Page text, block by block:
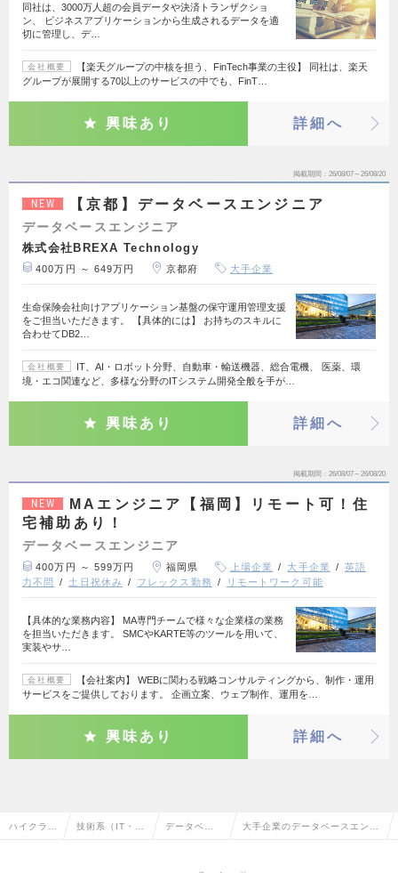
同社は、3000万人超の会員データや決済トランザクショ
ン、 ビジネスアプリケーションから生成されるデータを適
切に管理し、デ…
会社概要
【楽天グループの中核を担う、FinTech事業の主役】 同社は、楽天
グループが展開する70以上のサービスの中でも、FinT…
興味あり 詳細へ
掲載期間 26/08/07～26/08/20
NEW 【京都】データベースエンジニア
データベースエンジニア
株式会社BREXA Technology
400万円 ～ 649万円 京都府 大手企業
生命保険会社向けアプリケーション基盤の保守運用管理支援
をご担当いただきます。 【具体的には】 お持ちのスキルに
合わせてDB2…
会社概要
IT、AI・ロボット分野、自動車・輸送機器、総合電機、 医薬、環
境・エコ関連など、多様な分野のITシステム開発全般を手が…
興味あり 詳細へ
掲載期間 26/08/07～26/08/20
NEW
MAエンジニア【福岡】リモート可！住
宅補助あり！
データベースエンジニア
400万円 ～ 599万円 福岡県 上場企業 大手企業
英語
力不問
土日祝休み フレックス勤務 リモートワーク可能
【具体的な業務内容】 MA専門チームで様々な企業様の業務
を担当いただきます。 SMCやKARTE等のツールを用いて、
実装やサ…
会社概要
【会社案内】 WEBに関わる戦略コンサルティングから、制作・運用
サービスをご提供しております。 企画立案、ウェブ制作、運用を…
興味あり 詳細へ
ハイクラス 技術系（IT・W データベー 大手企業のデータベースエンジ